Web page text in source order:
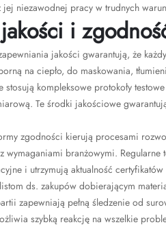
jej niezawodnej pracy w trudnych
i
jakości gwarantują, że
na ciepło, do maskowania,
stosują kompleksowe protokoły
Te środki jakościowe
zgodności kierują procesami
wymaganiami branżowymi.
i utrzymują aktualność
ds. zakupów dobierającym
zapewniają pełną śledzenie od
szybką reakcję na wszelkie